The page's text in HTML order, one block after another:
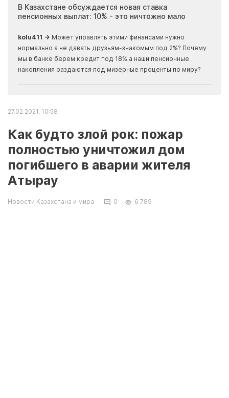
В Казахстане обсуждается новая ставка
пенсионных выплат: 10% - это ничтожно мало
kolu411 → Может управлять этими финансами нужно
нормально а не давать друзьям-знакомым под 2%? Почему
мы в банке берем кредит под 18% а наши пенсионные
накопления раздаются под мизерные проценты по миру?
27.02.2021, 10:58
Как будто злой рок: пожар
полностью уничтожил дом
погибшего в аварии жителя
Атырау
Новости Казахстана и мира 0 6 789